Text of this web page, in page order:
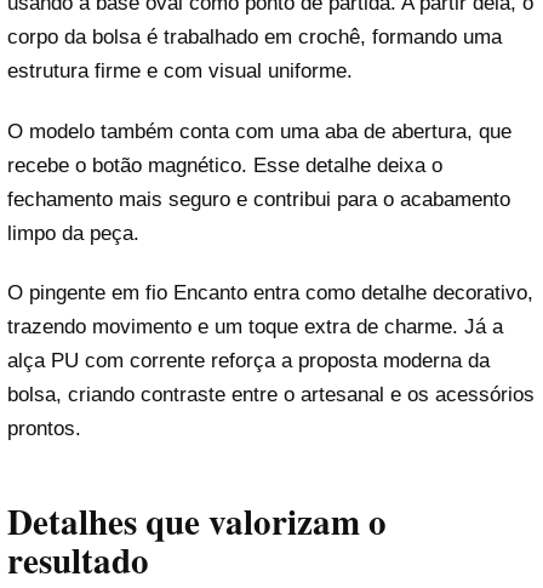
corpo da bolsa é trabalhado em crochê, formando uma
estrutura firme e com visual uniforme.
O modelo também conta com uma aba de abertura, que
recebe o botão magnético. Esse detalhe deixa o
fechamento mais seguro e contribui para o acabamento
limpo da peça.
O pingente em fio Encanto entra como detalhe decorativo,
trazendo movimento e um toque extra de charme. Já a
alça PU com corrente reforça a proposta moderna da
bolsa, criando contraste entre o artesanal e os acessórios
prontos.
Detalhes que valorizam o
resultado